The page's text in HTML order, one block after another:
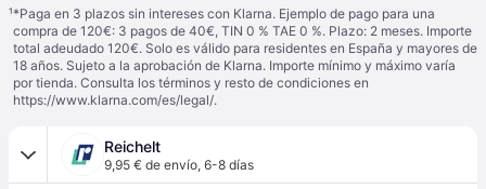
¹*Paga en 3 plazos sin intereses con Klarna. Ejemplo de pago para una
compra de 120€: 3 pagos de 40€, TIN 0 % TAE 0 %. Plazo: 2 meses. Importe
total adeudado 120€. Solo es válido para residentes en España y mayores de
18 años. Sujeto a la aprobación de Klarna. Importe mínimo y máximo varía
por tienda. Consulta los términos y resto de condiciones en
https://www.klarna.com/es/legal/.
Reichelt
9,95 € de envío, 6-8 días